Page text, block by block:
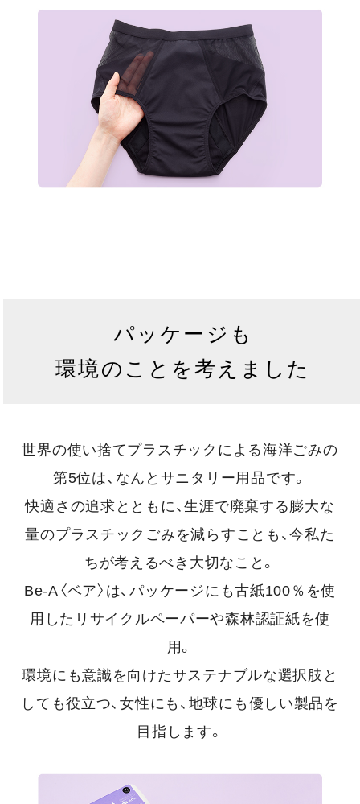
パッケージも
環境のことを考えました
世界の使い捨てプラスチックによる海洋ごみの
第5位は、なんとサニタリー用品です。
快適さの追求とともに、生涯で廃棄する膨大な
量のプラスチックごみを減らすことも、今私た
ちが考えるべき大切なこと。
Be-A〈ベア〉は、パッケージにも古紙100％を使
用したリサイクルペーパーや森林認証紙を使
用。
環境にも意識を向けたサステナブルな選択肢と
しても役立つ、女性にも、地球にも優しい製品を
目指します。